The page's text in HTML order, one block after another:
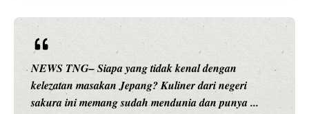
tidak kenal dengan
Kuliner dari negeri
mendunia dan punya ...
NEWS TNG– Siapa
hiburan, Nunung
merambah dunia